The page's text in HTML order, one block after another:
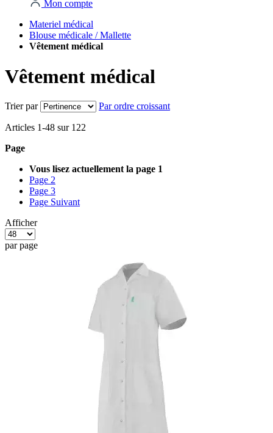
Mon compte
Materiel médical
Blouse médicale / Mallette
Vêtement médical
Vêtement médical
Trier par Par ordre croissant
Articles 1-48 sur 122
Page
Vous lisez actuellement la page 1
Page 2
Page 3
Page Suivant
Afficher
par page